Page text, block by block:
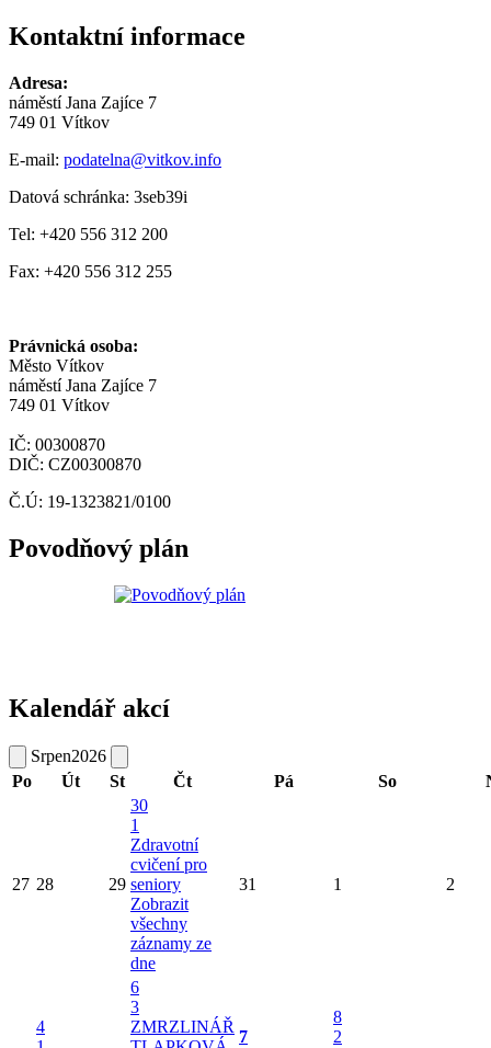
Kontaktní informace
Adresa:
náměstí Jana Zajíce 7
749 01 Vítkov
E-mail: podatelna@vitkov.info
Datová schránka: 3seb39i
Tel: +420 556 312 200
Fax: +420 556 312 255
Právnická osoba:
Město Vítkov
náměstí Jana Zajíce 7
749 01 Vítkov
IČ: 00300870
DIČ: CZ00300870
Č.Ú: 19-1323821/0100
Povodňový plán
Kalendář akcí
Srpen2026
Po
Út St Čt Pá So
27 28 29
30
1
Zdravotní
cvičení pro
seniory
Zobrazit
všechny
záznamy ze
dne
31 1 2
4
6
3
ZMRZLINÁŘ
7
8
2